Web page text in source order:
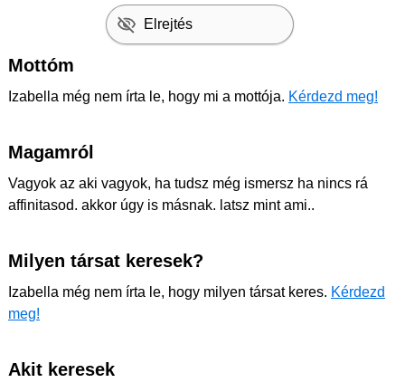
Elrejtés
Mottóm
Izabella még nem írta le, hogy mi a mottója. Kérdezd meg!
Magamról
Vagyok az aki vagyok, ha tudsz még ismersz ha nincs rá
affinitasod. akkor úgy is másnak. latsz mint ami..
Milyen társat keresek?
Izabella még nem írta le, hogy milyen társat keres. Kérdezd
meg!
Akit keresek